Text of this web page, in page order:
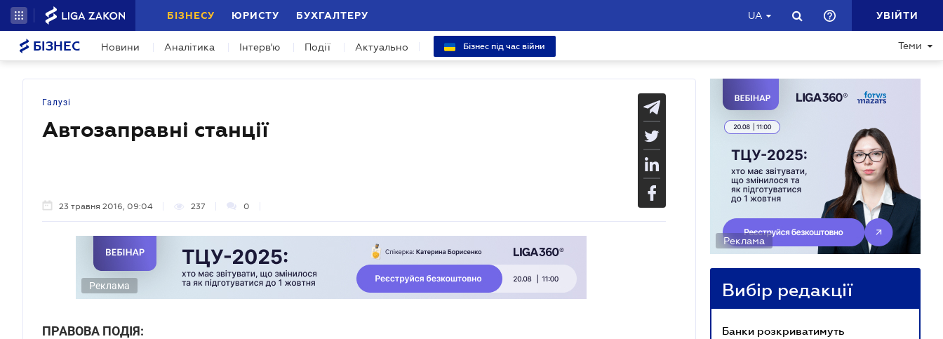
БІЗНЕСУ ЮРИСТУ БУХГАЛТЕРУ UA УВІЙТИ
БІЗНЕС Новини Аналітика Інтерв'ю Події Актуально Бізнес під час війни Теми
Галузі
Автозаправні станції
23 травня 2016, 09:04 237 0
Реклама
ПРАВОВА ПОДІЯ:
Реклама
Вибір редакції
Банки розкриватимуть